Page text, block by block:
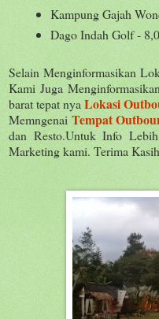
Kampung Gajah
Dago Indah Golf -
Selain Menginformasikan
Kami Juga
barat tepat nyaLokasi
Memngenai Tempat
dan Resto.Untuk Info
Marketing kami. Terima Kasih